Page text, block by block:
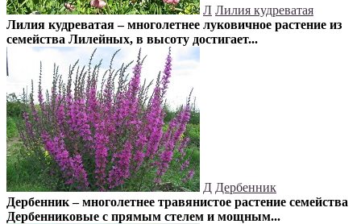
Л Лилия кудреватая
Лилия кудреватая – многолетнее луковичное растение из
семейства Лилейных, в высоту достигает...
Д Дербенник
Дербенник – многолетнее травянистое растение семейства
Дербенниковые с прямым стелем и мощным...